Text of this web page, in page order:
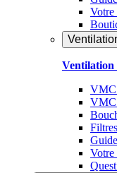
Votre
Ventilation
VMC
VMC
Votre